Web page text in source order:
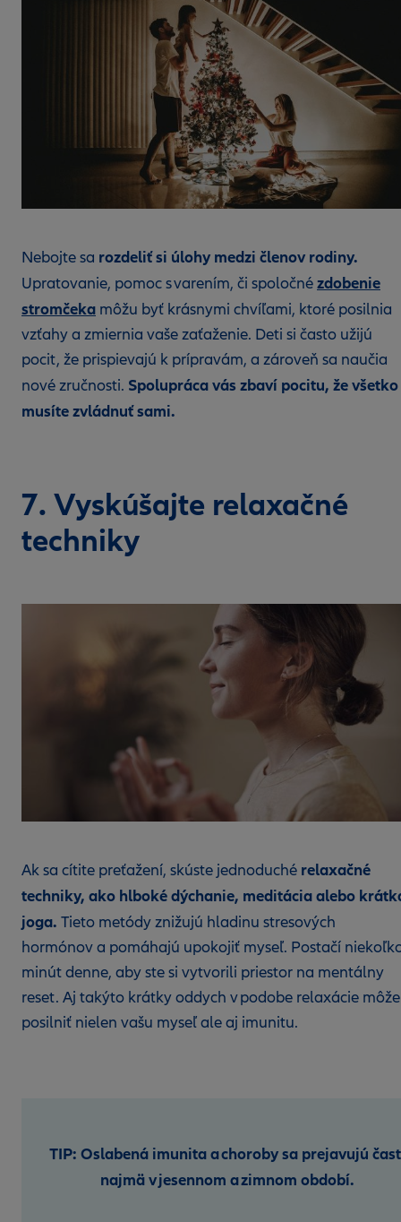
Nebojte sa rozdeliť si úlohy medzi členov rodiny.
Upratovanie, pomoc s varením, či spoločnézdobenie
stromčeka môžu byť krásnymi chvíľami, ktoré posilnia
vzťahy a zmiernia vaše zaťaženie. Deti si často užijú
pocit, že prispievajú k prípravám, a zároveň sa naučia
nové zručnosti. Spolupráca vás zbaví pocitu, že všetko
musíte zvládnuť sami.
7. Vyskúšajte relaxačné
techniky
Ak sa cítite preťažení, skúste jednoduché relaxačné
techniky, ako hlboké dýchanie, meditácia alebo
joga. Tieto metódy znižujú hladinu stresových
hormónov a pomáhajú upokojiť myseľ. Postačí
minút denne, aby ste si vytvorili priestor na mentálny
reset. Aj takýto krátky oddych v podobe relaxácie môže
posilniť nielen vašu myseľ ale aj imunitu.
TIP: Oslabená imunita a choroby sa prejavujú
najmä v jesennom a zimnom období.